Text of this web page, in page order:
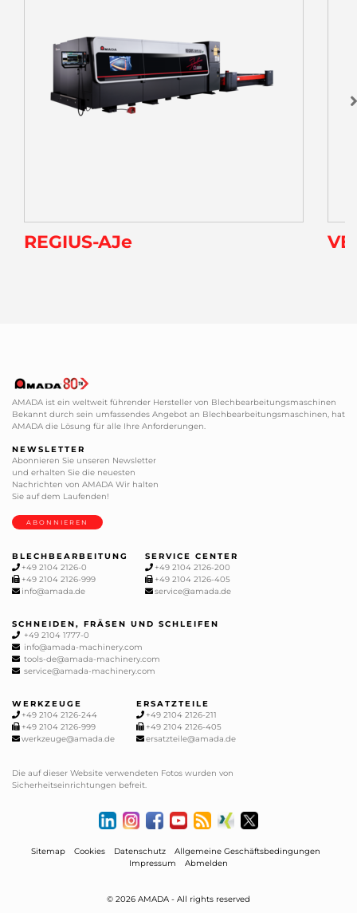
REGIUS-AJe
AMADA ist ein weltweit führender Hersteller von Blechbearbeitungsmaschinen
Bekannt durch sein umfassendes Angebot an Blechbearbeitungsmaschinen, hat
AMADA die Lösung für alle Ihre Anforderungen.
NEWSLETTER
Abonnieren Sie unseren Newsletter
und erhalten Sie die neuesten
Nachrichten von AMADA Wir halten
Sie auf dem Laufenden!
ABONNIEREN
BLECHBEARBEITUNG
+49 2104 2126-0
+49 2104 2126-999
info@amada.de
SERVICE CENTER
+49 2104 2126-200
+49 2104 2126-405
service@amada.de
SCHNEIDEN, FRÄSEN UND SCHLEIFEN
+49 2104 1777-0
info@amada-machinery.com
tools-de@amada-machinery.com
service@amada-machinery.com
WERKZEUGE
+49 2104 2126-244
+49 2104 2126-999
werkzeuge@amada.de
ERSATZTEILE
+49 2104 2126-211
+49 2104 2126-405
ersatzteile@amada.de
Die auf dieser Website verwendeten Fotos wurden von
Sicherheitseinrichtungen befreit.
Sitemap Cookies Datenschutz
Allgemeine Geschäftsbedingungen
Impressum
Abmelden
© 2026 AMADA - All rights reserved